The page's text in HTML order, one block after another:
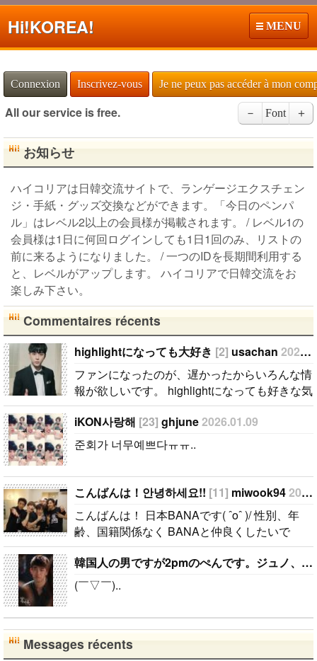
Hi!KOREA! MENU
Connexion Inscrivez-vous Je ne peux pas accéder à mon
All our service is free. － Font ＋
お知らせ
ハイコリアは日韓交流サイトで、ランゲージエクスチェン
ジ・手紙・グッズ交換などができます。「今日のペンパ
ル」はレベル2以上の会員様が掲載されます。 / レベル1の
会員様は1日に何回ログインしても1日1回のみ、リストの
前に来るようになりました。 / 一つのIDを長期間利用する
と、レベルがアップします。 ハイコリアで日韓交流をお
楽しみ下さい。
Commentaires récents
highlightになっても大好き [2] usachan 2026.02.02
ファンになったのが、遅かったからいろんな情
報が欲しいです。 highlightになっても好きな気
持ちは変わりません。 メンバー全員が大好き
ですが、一番大好きなのはジュンヒョンです。
彼らのことたくさん知りたいです。..
iKON사랑해 [23] ghjune2026.01.09
준회가 너무예쁘다ㅠㅠ..
こんばんは！안녕하세요!! [11] miwook942025.01.23
こんばんは！ 日本BANAです( ˆoˆ )/ 性別、年
齢、国籍関係なく BANAと仲良くしたいで
す！！ ちなみに、94lineゴンチャンぺんです！
コメント、メール待ってます( ˆoˆ )/안녕하세
요!..
韓国人の男ですが2pmのぺんです。ジュノ、テギョンぺんが特にぺんです。
(￣▽￣)..
Messages récents